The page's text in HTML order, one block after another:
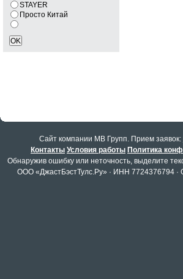
STAYER
Просто Китай
Cайт компании МВ Групп. Прием заявок:
Контакты Условия работы Политика
Обнаружив ошибку или неточность, выделите
ООО «ДжастБэстТулс.Ру» · ИНН 7724376794 ·